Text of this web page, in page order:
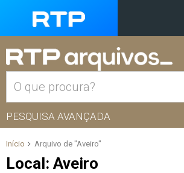
PESQUISA AVANÇADA
Início Arquivo de "Aveiro"
Local:Aveiro